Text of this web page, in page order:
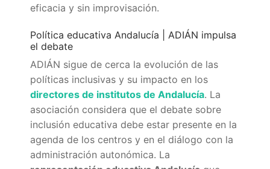
eficacia y sin improvisación.
Política educativa Andalucía | ADIÁN impulsa
el debate
ADIÁN sigue de cerca la evolución de las
políticas inclusivas y su impacto en los
directores de institutos de Andalucía. La
asociación considera que el debate sobre
inclusión educativa debe estar presente en la
agenda de los centros y en el diálogo con la
administración autonómica. La